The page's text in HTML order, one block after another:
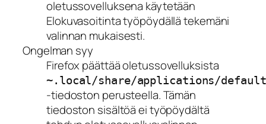
oletussovelluksena käytetään
Elokuvasoitinta työpöydällä tekemäni
valinnan mukaisesti.
Ongelman syy
Firefox päättää oletussovelluksista
~.local/share/applications/
-tiedoston perusteella. Tämän
tiedoston sisältöä ei työpöydältä